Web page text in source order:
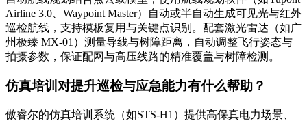
Airline 3.0、Waypoint Master）自动或半自动生成可见光与红外
巡检航线，支持模板复用与关键点识别。配套激光雷达（如广
州极臻 MX-01）测量导线与树障距离，自动调整飞行姿态与
拍摄参数，保证配网与高压线路的精准覆盖与树障检测。
仿真培训对提升巡检与应急能力有什么帮助？
傲睿尔的仿真培训系统（如STS-H1）提供高保真电力场景、